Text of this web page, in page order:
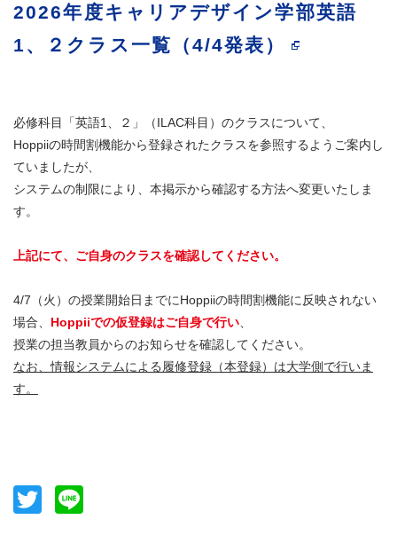
2026年度キャリアデザイン学部英語
1、２クラス一覧（4/4発表）
必修科目「英語1、２」（ILAC科目）のクラスについて、
Hoppiiの時間割機能から登録されたクラスを参照するようご案内し
ていましたが、
システムの制限により、本掲示から確認する方法へ変更いたしま
す。
上記にて、ご自身のクラスを確認してください。
4/7（火）の授業開始日までにHoppiiの時間割機能に反映されない
場合、 Hoppiiでの仮登録はご自身で行い
授業の担当教員からのお知らせを確認してください。
なお、情報システムによる履修登録（本登録）は大学側で行いま
す。
Twitter